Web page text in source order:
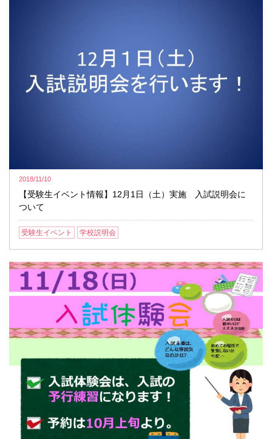
2018/11/10
【受験生イベント情報】12月1日（土）実施 入試説明会に
ついて
受験生イベント 学校説明会